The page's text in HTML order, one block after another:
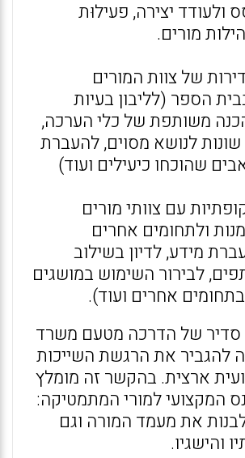
ולעודד יצירה, פעילוּת
מורים.
של צוות המורים
הספר (לליבון בעיות
משותפת של כלי הערכה,
שונות לנושא מסוים, להעברת
שהוכחו כיעילים ועוד)
עם צוותי מורים
ולתחומים אחרים
מידע, לדיון בשילוב
לבירור השימוש במושגים
אחרים ועוד).
סדיר של הדרכה מטעם משרד
להגביר את הרגשת השייכות
ארצית. בהקשר זה מומלץ
המקצועי למורי המתמטיקה:
את מעמד המורה וגם
והישגיו.